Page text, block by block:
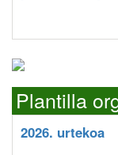
Plantilla
2026. urtekoa